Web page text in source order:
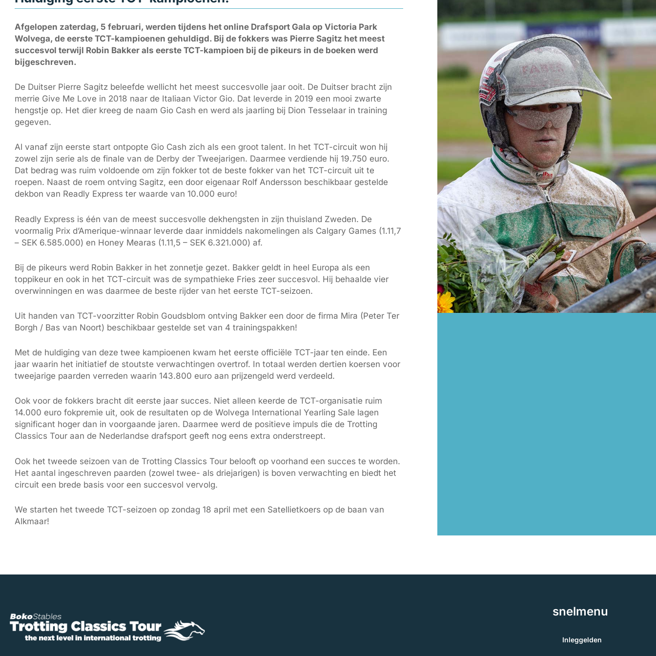
Afgelopen zaterdag, 5 februari, werden tijdens het online Drafsport Gala op Victoria Park
Wolvega, de eerste TCT-kampioenen gehuldigd. Bij de fokkers was Pierre Sagitz het meest
succesvol terwijl Robin Bakker als eerste TCT-kampioen bij de pikeurs in de boeken werd
bijgeschreven.
De Duitser Pierre Sagitz beleefde wellicht het meest succesvolle jaar ooit. De Duitser bracht zijn
merrie Give Me Love in 2018 naar de Italiaan Victor Gio. Dat leverde in 2019 een mooi zwarte
hengstje op. Het dier kreeg de naam Gio Cash en werd als jaarling bij Dion Tesselaar in training
gegeven.
Al vanaf zijn eerste start ontpopte Gio Cash zich als een groot talent. In het TCT-circuit won hij
zowel zijn serie als de finale van de Derby der Tweejarigen. Daarmee verdiende hij 19.750 euro.
Dat bedrag was ruim voldoende om zijn fokker tot de beste fokker van het TCT-circuit uit te
roepen. Naast de roem ontving Sagitz, een door eigenaar Rolf Andersson beschikbaar gestelde
dekbon van Readly Express ter waarde van 10.000 euro!
Readly Express is één van de meest succesvolle dekhengsten in zijn thuisland Zweden. De
voormalig Prix d’Amerique-winnaar leverde daar inmiddels nakomelingen als Calgary Games (1.11,7
– SEK 6.585.000) en Honey Mearas (1.11,5 – SEK 6.321.000) af.
Bij de pikeurs werd Robin Bakker in het zonnetje gezet. Bakker geldt in heel Europa als een
toppikeur en ook in het TCT-circuit was de sympathieke Fries zeer succesvol. Hij behaalde vier
overwinningen en was daarmee de beste rijder van het eerste TCT-seizoen.
Uit handen van TCT-voorzitter Robin Goudsblom ontving Bakker een door de firma Mira (Peter Ter
Borgh / Bas van Noort) beschikbaar gestelde set van 4 trainingspakken!
Met de huldiging van deze twee kampioenen kwam het eerste officiële TCT-jaar ten einde. Een
jaar waarin het initiatief de stoutste verwachtingen overtrof. In totaal werden dertien koersen voor
tweejarige paarden verreden waarin 143.800 euro aan prijzengeld werd verdeeld.
Ook voor de fokkers bracht dit eerste jaar succes. Niet alleen keerde de TCT-organisatie ruim
14.000 euro fokpremie uit, ook de resultaten op de Wolvega International Yearling Sale lagen
significant hoger dan in voorgaande jaren. Daarmee werd de positieve impuls die de Trotting
Classics Tour aan de Nederlandse drafsport geeft nog eens extra onderstreept.
Ook het tweede seizoen van de Trotting Classics Tour belooft op voorhand een succes te worden.
Het aantal ingeschreven paarden (zowel twee- als driejarigen) is boven verwachting en biedt het
circuit een brede basis voor een succesvol vervolg.
We starten het tweede TCT-seizoen op zondag 18 april met een Satellietkoers op de baan van
Alkmaar!
snelmenu
Inleggelden